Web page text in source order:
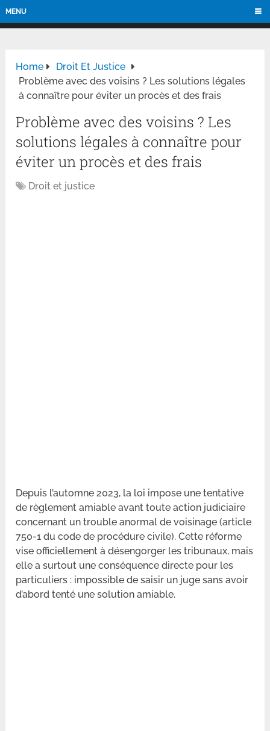
MENU
Home
Droit Et Justice
Problème avec des voisins ? Les solutions légales
à connaître pour éviter un procès et des frais
Problème avec des voisins ? Les
solutions légales à connaître pour
éviter un procès et des frais
Droit et justice
Depuis l’automne 2023, la loi impose une tentative
de règlement amiable avant toute action judiciaire
concernant un trouble anormal de voisinage (article
750-1 du code de procédure civile). Cette réforme
vise officiellement à désengorger les tribunaux, mais
elle a surtout une conséquence directe pour les
particuliers : impossible de saisir un juge sans avoir
d’abord tenté une solution amiable.